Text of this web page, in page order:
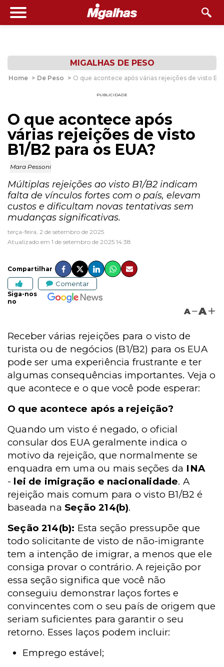
MIGALHAS DE PESO
Home > De Peso > O que acontece após várias rejeições de visto B1/
PUBLICIDADE
O que acontece após
várias rejeições de visto
B1/B2 para os EUA?
Mara Pessoni
Múltiplas rejeições ao visto B1/B2 indicam
falta de vínculos fortes com o país, elevam
custos e dificultam novas tentativas sem
mudanças significativas.
terça-feira, 2 de setembro de 2025
Atualizado em 1 de setembro de 2025 14:38
Compartilhar
Comentar
Siga-nos
no
A A
Receber várias rejeições para o visto de
turista ou de negócios (B1/B2) para os EUA
pode ser uma experiência frustrante e ter
algumas consequências importantes. Veja o
que acontece e o que você pode esperar:
O que acontece após a rejeição?
Quando um visto é negado, o oficial
consular dos EUA geralmente indica o
motivo da rejeição, que normalmente se
enquadra em uma ou mais seções da INA
- lei de imigração e nacionalidade. A
rejeição mais comum para o visto B1/B2 é
baseada naSeção 214(b).
Seção 214(b): Esta seção pressupõe que
todo solicitante de visto de não-imigrante
tem a intenção de imigrar, a menos que ele
consiga provar o contrário. A rejeição por
essa seção significa que você não
conseguiu demonstrar laços fortes e
convincentes com o seu país de origem que
seriam suficientes para garantir o seu
retorno. Esses laços podem incluir:
Emprego estável;